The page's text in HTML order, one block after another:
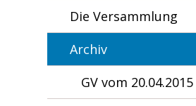
Die Versammlung
Archiv
GV vom 20.04.2015